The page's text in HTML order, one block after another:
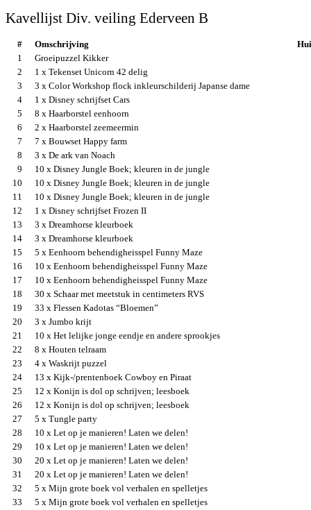
Kavellijst Div. veiling Ederveen B
# Omschrijving
1
Groeipuzzel Kikker
2
1 x Tekenset Unicorn 42 delig
3
3 x Color Workshop flock inkleurschilderij Japanse dame
4
1 x Disney schrijfset Cars
5
8 x Haarborstel eenhoorn
6
2 x Haarborstel zeemeermin
7
7 x Bouwset Happy farm
8
3 x De ark van Noach
9
10 x Disney Jungle Boek; kleuren in de jungle
10
10 x Disney Jungle Boek; kleuren in de jungle
11
10 x Disney Jungle Boek; kleuren in de jungle
12
1 x Disney schrijfset Frozen II
13
3 x Dreamhorse kleurboek
14
3 x Dreamhorse kleurboek
15
5 x Eenhoorn behendigheisspel Funny Maze
16
10 x Eenhoorn behendigheisspel Funny Maze
17
10 x Eenhoorn behendigheisspel Funny Maze
18
30 x Schaar met meetstuk in centimeters RVS
19
33 x Flessen Kadotas “Bloemen”
20
3 x Jumbo krijt
21
10 x Het lelijke jonge eendje en andere sprookjes
22
8 x Houten telraam
23
4 x Waskrijt puzzel
24
13 x Kijk-/prentenboek Cowboy en Piraat
25
12 x Konijn is dol op schrijven; leesboek
26
12 x Konijn is dol op schrijven; leesboek
27
5 x Tungle party
28
10 x Let op je manieren! Laten we delen!
29
10 x Let op je manieren! Laten we delen!
30
20 x Let op je manieren! Laten we delen!
31
20 x Let op je manieren! Laten we delen!
32
5 x Mijn grote boek vol verhalen en spelletjes
33
5 x Mijn grote boek vol verhalen en spelletjes